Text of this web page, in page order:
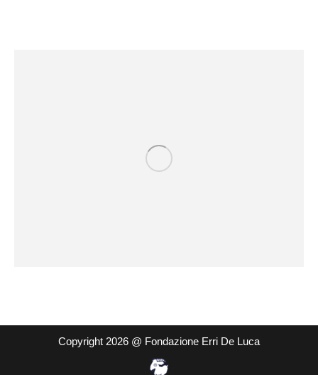
Copyright 2026 @ Fondazione Erri De Luca